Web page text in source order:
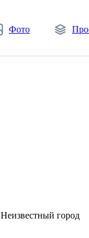
Фото
Неизвестный город